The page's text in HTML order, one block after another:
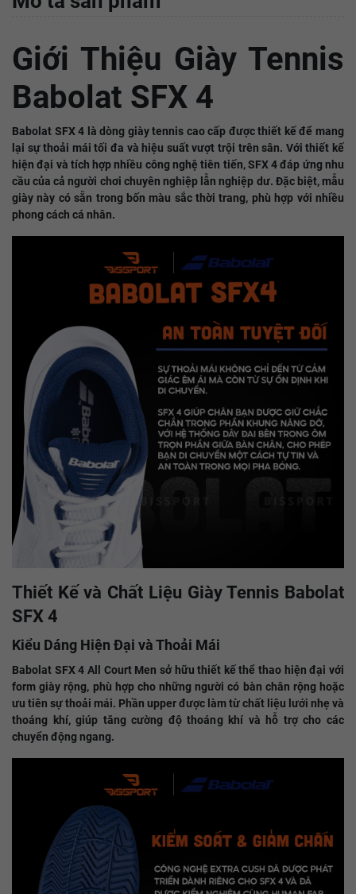
Giới Thiệu Giày Tennis
Babolat SFX 4
Babolat SFX 4 là dòng giày tennis cao cấp được thiết kế để mang
lại sự thoải mái tối đa và hiệu suất vượt trội trên sân. Với thiết kế
hiện đại và tích hợp nhiều công nghệ tiên tiến, SFX 4 đáp ứng nhu
cầu của cả người chơi chuyên nghiệp lẫn nghiệp dư. Đặc biệt, mẫu
giày này có sẵn trong bốn màu sắc thời trang, phù hợp với nhiều
phong cách cá nhân.​
Thiết Kế và Chất Liệu Giày Tennis Babolat
SFX 4
Kiểu Dáng Hiện Đại và Thoải Mái
Babolat SFX 4 All Court Men sở hữu thiết kế thể thao hiện đại với
form giày rộng, phù hợp cho những người có bàn chân rộng hoặc
ưu tiên sự thoải mái. Phần upper được làm từ chất liệu lưới nhẹ và
thoáng khí, giúp tăng cường độ thoáng khí và hỗ trợ cho các
chuyển động ngang.​